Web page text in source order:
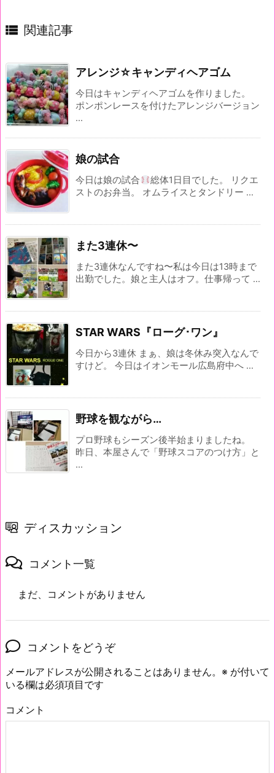
 関連記事
アレンジ☆キャンディヘアゴム
今日はキャンディヘアゴムを作りました。
ポンポンレースを付けたアレンジバージョン
...
娘の試合
今日は娘の試合
総体1日目でした。 リクエ
ストのお弁当。 オムライスとタンドリー ...
また3連休〜
また3連休なんですね〜私は今日は13時まで
出勤でした。娘と主人はオフ。仕事帰って ...
STAR WARS『ローグ･ワン』
今日から3連休 まぁ、娘は冬休み突入なんで
すけど。 今日はイオンモール広島府中へ ...
野球を観ながら…
プロ野球もシーズン後半始まりましたね。
昨日、本屋さんで「野球スコアのつけ方」と
...
ディスカッション
コメント一覧
まだ、コメントがありません
コメントをどうぞ
メールアドレスが公開されることはありません。 ※ が付いて
いる欄は必須項目です
コメント